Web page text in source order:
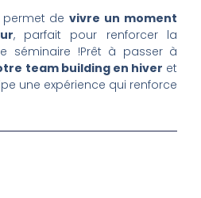
permet devivre un moment
, parfait pour renforcer la
séminaire !Prêt à passer à
team building en hiver et
une expérience qui renforce